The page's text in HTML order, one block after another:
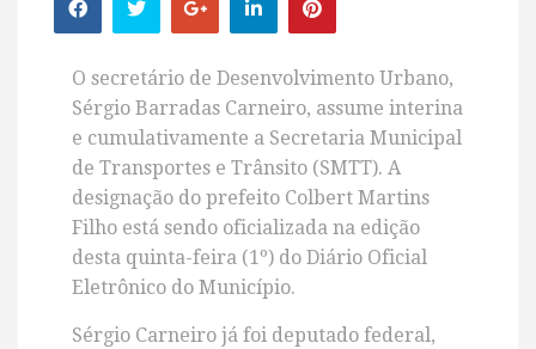
O secretário de Desenvolvimento Urbano,
Sérgio Barradas Carneiro, assume interina
e cumulativamente a Secretaria Municipal
de Transportes e Trânsito (SMTT). A
designação do prefeito Colbert Martins
Filho está sendo oficializada na edição
desta quinta-feira (1º) do Diário Oficial
Eletrônico do Município.
Sérgio Carneiro já foi deputado federal,